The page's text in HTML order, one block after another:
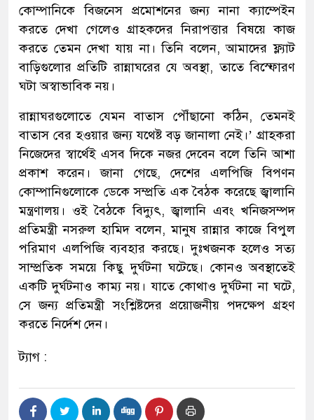
কোম্পানিকে বিজনেস প্রমোশনের জন্য নানা ক্যাম্পেইন
করতে দেখা গেলেও গ্রাহকদের নিরাপত্তার বিষয়ে কাজ
করতে তেমন দেখা যায় না। তিনি বলেন, আমাদের ফ্ল্যাট
বাড়িগুলোর প্রতিটি রান্নাঘরের যে অবস্থা, তাতে বিস্ফোরণ
ঘটা অস্বাভাবিক নয়।
রান্নাঘরগুলোতে যেমন বাতাস পৌঁছানো কঠিন, তেমনই
বাতাস বের হওয়ার জন্য যথেষ্ট বড় জানালা নেই।’ গ্রাহকরা
নিজেদের স্বার্থেই এসব দিকে নজর দেবেন বলে তিনি আশা
প্রকাশ করেন। জানা গেছে, দেশের এলপিজি বিপণন
কোম্পানিগুলোকে ডেকে সম্প্রতি এক বৈঠক করেছে জ্বালানি
মন্ত্রণালয়। ওই বৈঠকে বিদ্যুৎ, জ্বালানি এবং খনিজসম্পদ
প্রতিমন্ত্রী নসরুল হামিদ বলেন, মানুষ রান্নার কাজে বিপুল
পরিমাণ এলপিজি ব্যবহার করছে। দুঃখজনক হলেও সত্য
সাম্প্রতিক সময়ে কিছু দুর্ঘটনা ঘটেছে। কোনও অবস্থাতেই
একটি দুর্ঘটনাও কাম্য নয়। যাতে কোথাও দুর্ঘটনা না ঘটে,
সে জন্য প্রতিমন্ত্রী সংশ্লিষ্টদের প্রয়োজনীয় পদক্ষেপ গ্রহণ
করতে নির্দেশ দেন।
ট্যাগ :